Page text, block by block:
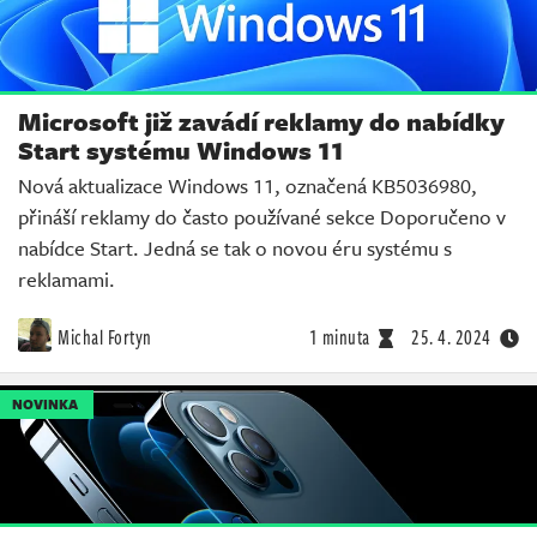
Microsoft již zavádí reklamy do nabídky
Start systému Windows 11
Nová aktualizace Windows 11, označená KB5036980,
přináší reklamy do často používané sekce Doporučeno v
nabídce Start. Jedná se tak o novou éru systému s
reklamami.
Michal Fortyn 1 minuta 25. 4. 2024
NOVINKA